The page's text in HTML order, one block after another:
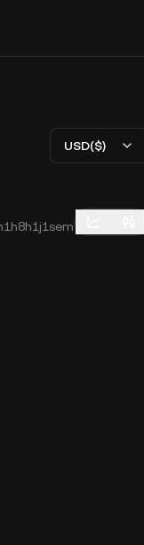
USD($)
1h8h1j1sem